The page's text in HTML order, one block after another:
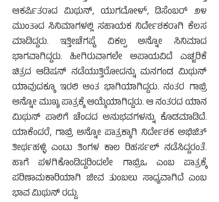
ಆಕರ್ಷಿತರಾದ ಮಿಥುನ್, ಯುಗದೋಳ್, ಡಿಸೆಂಬರ್ ೨೪
ಮುಂತಾದ ಸಿನಿಮಾಗಳಲ್ಲಿ ಸಹಾಯಕ ನಿರ್ದೇಶಕರಾಗಿ ಕೆಲಸ
ಮಾಡಿದ್ದರು. ಇತ್ತೀಚೆಗಷ್ಟೆ ವಿಕಲ್ಪ ಅನ್ನೋ ಸಿನಿಮಾದ
ಭಾಗವಾಗಿದ್ದರು. ಹೀಗಿರುವಾಗಲೇ ಅಪಾಯವಿದೆ ಎಚ್ಚರಿಕೆ
ಚಿತ್ರದ ಆಡಿಷನ್ ನಡೆಯುತ್ತಿರೋದನ್ನು ಮನಗಂಡ ಮಿಥುನ್
ಯಾವುದಕ್ಕೂ ಇರಲಿ ಅಂತ ಭಾಗಿಯಾಗಿದ್ದರು. ನಂತರ ಗಾಬ್ರಿ
ಅನ್ನೋ ಮುಖ್ಯ ಪಾತ್ರಕ್ಕೆ ಆಯ್ಕೆಯಾಗಿದ್ದರು. ಆ ನಂತರದ ಯಾನ
ಮಿಥುನ್ ಪಾಲಿಗೆ ಚೆಂದದ ಅನುಭವಗಳನ್ನು ಕೊಡಮಾಡಿದೆ.
ಯಾಕೆಂದರೆ, ಗಾಬ್ರಿ ಅನ್ನೋ ಪಾತ್ರಕ್ಕಾಗಿ ನಿರ್ದೇಶಕ ಅಭಿಜಿತ್
ತೀರ್ಥಹಳ್ಳಿ ಎಂಟು ತಿಂಗಳ ಕಾಲ ರಿಹರ್ಸಲ್ ನಡೆಸಿದ್ದರಂತೆ.
ಹಾಗೆ ಪಳಗಿಕೊಂಡಿದ್ದರಿಂದಲೇ ಗಾಬ್ರಿಒ ಎಂಬ ಪಾತ್ರಕ್ಕೆ
ಪರಿಣಾಮಕಾರಿಯಾಗಿ ಜೀವ ತುಂಬಲು ಸಾಧ್ಯವಾಗಿದೆ ಎಂಬ
ಭಾವ ಮಿಥುನ್ ರದ್ದು.